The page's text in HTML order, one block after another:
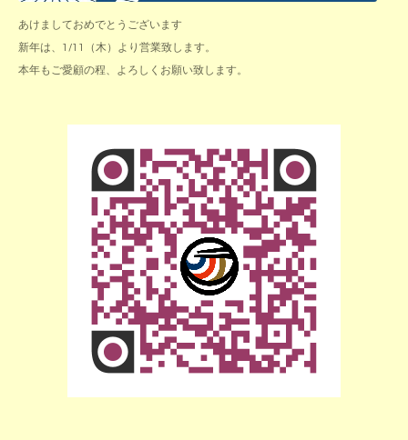
あけましておめでとうございます
新年は、1/11（木）より営業致します。
本年もご愛顧の程、よろしくお願い致します。